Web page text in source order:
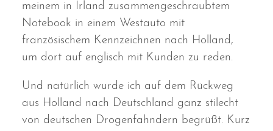
meinem in Irland zusammengeschraubtem
Notebook in einem Westauto mit
französischem Kennzeichnen nach Holland,
um dort auf englisch mit Kunden zu reden.
Und natürlich wurde ich auf dem Rückweg
aus Holland nach Deutschland ganz stilecht
von deutschen Drogenfahndern begrüßt. Kurz